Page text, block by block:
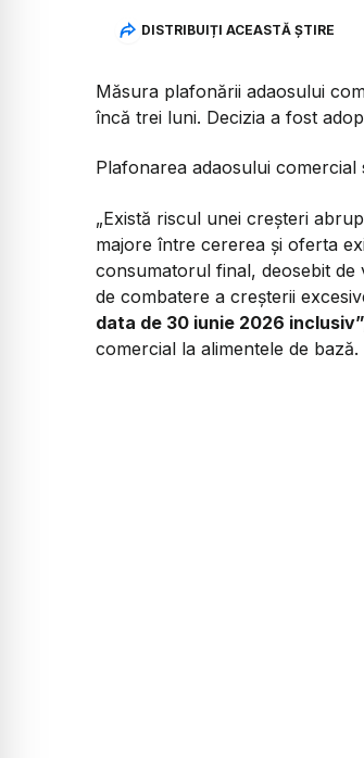
DISTRIBUIȚI ACEASTĂ ȘTIRE
Măsura plafonării adaosului
încă trei luni. Decizia a fost
Plafonarea adaosului
„Există riscul unei creşteri
majore între cererea şi oferta
consumatorul final, deosebit
de combatere a creşterii
data de 30 iunie 2026
comercial la alimentele de bază.